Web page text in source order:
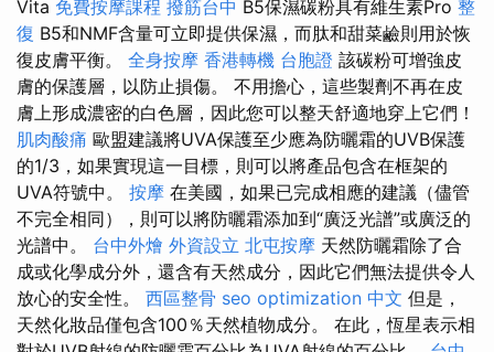
Vita 免費按摩課程 撥筋台中 B5保濕碳粉具有維生素Pro 整
復 B5和NMF含量可立即提供保濕，而肽和甜菜鹼則用於恢
復皮膚平衡。 全身按摩 香港轉機 台胞證 該碳粉可增強皮
膚的保護層，以防止損傷。 不用擔心，這些製劑不再在皮
膚上形成濃密的白色層，因此您可以整天舒適地穿上它們！
肌肉酸痛 歐盟建議將UVA保護至少應為防曬霜的UVB保護
的1/3，如果實現這一目標，則可以將產品包含在框架的
UVA符號中。 按摩 在美國，如果已完成相應的建議（儘管
不完全相同），則可以將防曬霜添加到“廣泛光譜”或廣泛的
光譜中。 台中外燴 外資設立 北屯按摩 天然防曬霜除了合
成或化學成分外，還含有天然成分，因此它們無法提供令人
放心的安全性。 西區整骨 seo optimization 中文 但是，
天然化妝品僅包含100％天然植物成分。 在此，恆星表示相